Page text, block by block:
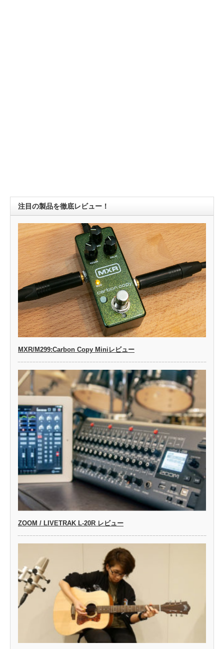
注目の製品を徹底レビュー！
MXR/M299:Carbon Copy Miniレビュー
ZOOM / LIVETRAK L-20R レビュー